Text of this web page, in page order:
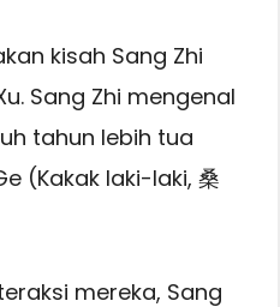
kisah Sang Zhi
Sang Zhi mengenal
tahun lebih tua
(Kakak laki-laki, 桑
mereka, Sang